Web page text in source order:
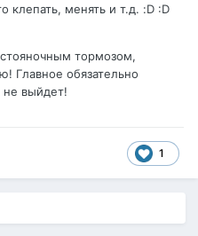
менять и т.д. :D :D
тормозом,
Главное обязательно
не выйдет!
1